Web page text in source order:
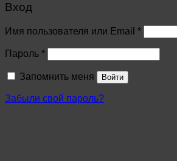
Вход
Имя пользователя или Email *
Пароль *
Запомнить меня Войти
Забыли свой пароль?